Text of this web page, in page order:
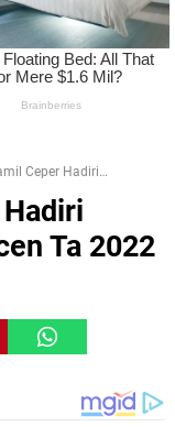
Ceper Hadiri
Ta 2022